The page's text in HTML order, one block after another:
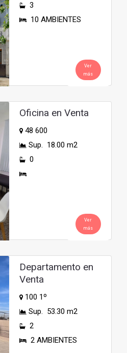
3
10 AMBIENTES
Ver
más
Oficina en Venta
48 600
Sup. 18.00 m2
0
Ver
más
Departamento en
Venta
100 1º
Sup. 53.30 m2
2
2 AMBIENTES